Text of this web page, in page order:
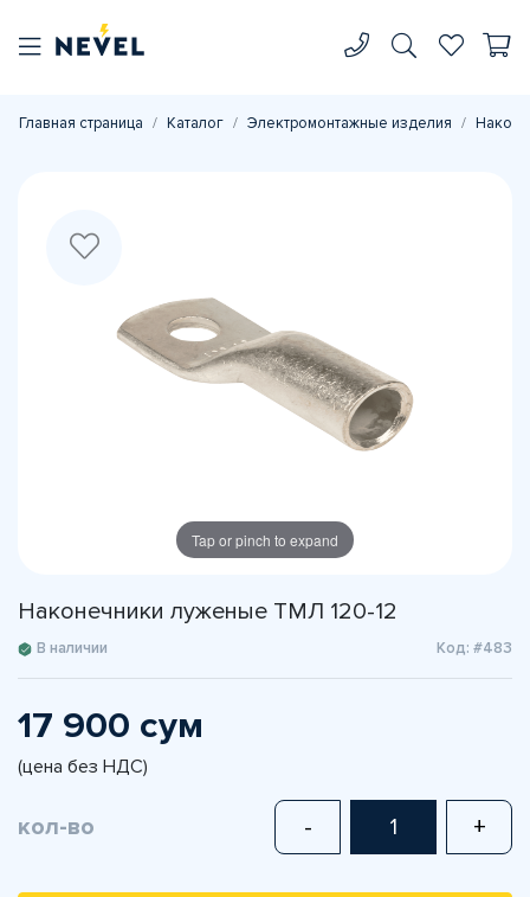
Главная страница Каталог Электромонтажные изделия
Tap or pinch to expand
Наконечники луженые ТМЛ 120-12
В наличии Код: #483
17 900 сум
(цена без НДС)
кол-во - +